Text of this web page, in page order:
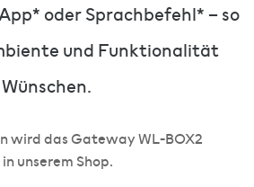
oder Sprachbefehl* – so
und Funktionalität
wird das Gateway WL-BOX2
unserem Shop.